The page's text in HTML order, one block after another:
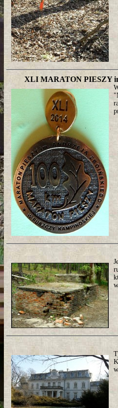
XLI MARATON PIESZY